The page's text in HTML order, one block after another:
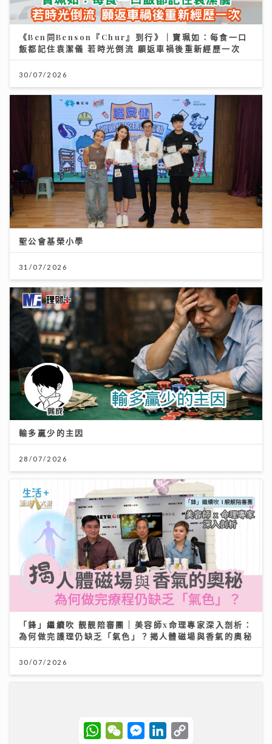
《Ben同Benson『Chur』到行》｜寶珮如：每食一口
飯都記住袁潔儀 若時光倒流 願返車禍後重新經歷一次
30/07/2026
聖公會基榮小學
31/07/2026
輸多贏少的主因
28/07/2026
「鋒」繼續吹 靚靚陪審團 | 美容師x命理專家深入剖析：
為何做完護理仍缺乏「氣色」？揭人體磁場與香氣的奧秘
30/07/2026
W
h
W
e
M
e
L